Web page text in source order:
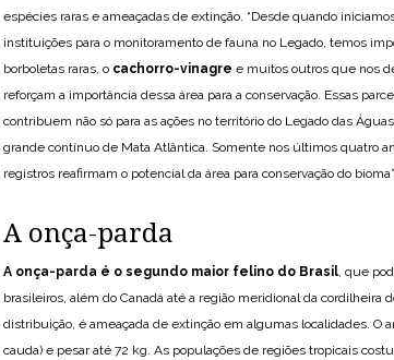
espécies raras e ameaçadas de extinção. “Desde quando
instituições para o monitoramento de fauna no Legado, temos
borboletas raras, o cachorro-vinagre e muitos outros que nos
reforçam a importância dessa área para a conservação. Essas
contribuem não só para as ações no território do Legado das
grande contínuo de Mata Atlântica. Somente nos últimos quatro
registros reafirmam o potencial da área para conservação do
A onça-parda
A onça-parda é o segundo maior felino do Brasil, que
brasileiros, além do Canadá até a região meridional da cordilheira
distribuição, é ameaçada de extinção em algumas localidades. O
cauda) e pesar até 72 kg. As populações de regiões tropicais